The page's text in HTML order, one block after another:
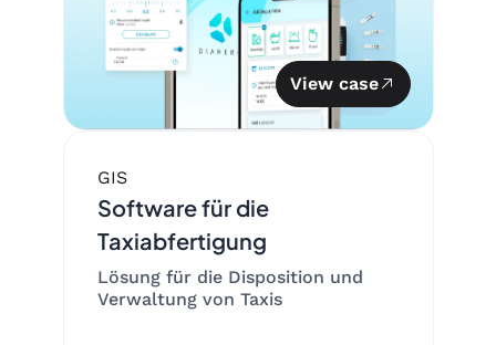
View case
GIS
Software für die
Taxiabfertigung
Lösung für die Disposition und
Verwaltung von Taxis